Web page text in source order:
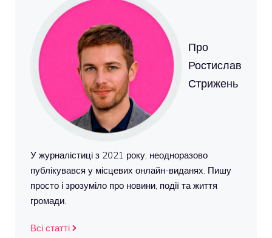
Про
Ростислав
Стрижень
У журналістиці з 2021 року, неодноразово
публікувався у місцевих онлайн-виданях. Пишу
просто і зрозуміло про новини, події та життя
громади.
Всі статті